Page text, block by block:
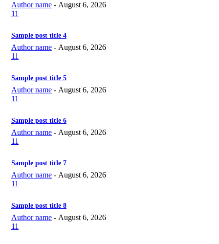
Author name - August 6, 2026
11
Sample post title 4
Author name - August 6, 2026
11
Sample post title 5
Author name - August 6, 2026
11
Sample post title 6
Author name - August 6, 2026
11
Sample post title 7
Author name - August 6, 2026
11
Sample post title 8
Author name - August 6, 2026
11